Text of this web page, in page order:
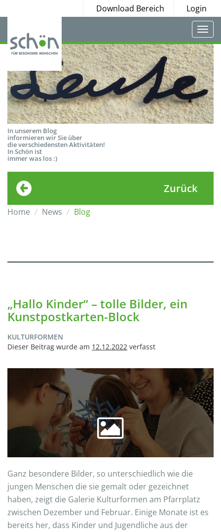
Download Bereich Login
In unserem Blog
informieren wir Sie über
die verschiedensten Aktivitäten!
In Schön ist
immer was los :)
Zurück
Home News Blog
„Hallo Kinder“ – tolle Bilder, ein
Kunstpostkarten-Block
KULTURFORMEN
Dieser Beitrag wurde am 12.12.2022 verfasst
Ganz besondere Bilder, so unterschiedlich wie die
jungen Menschen die sie gemalt oder gezeichnet
haben, zeigt die Galerie Kulturformen am Pfarrplatz
zwischen Dezember und Februar. Einige Monate ist es
bereits her, dass Kinder und Jugendliche aus der